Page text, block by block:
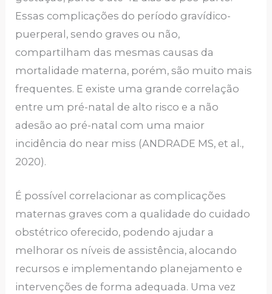
Essas complicações do período gravídico-
puerperal, sendo graves ou não,
compartilham das mesmas causas da
mortalidade materna, porém, são muito mais
frequentes. E existe uma grande correlação
entre um pré-natal de alto risco e a não
adesão ao pré-natal com uma maior
incidência do near miss (ANDRADE MS, et al.,
2020).
É possível correlacionar as complicações
maternas graves com a qualidade do cuidado
obstétrico oferecido, podendo ajudar a
melhorar os níveis de assistência, alocando
recursos e implementando planejamento e
intervenções de forma adequada. Uma vez